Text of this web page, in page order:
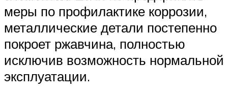
меры по профилактике коррозии,
металлические детали постепенно
покроет ржавчина, полностью
исключив возможность нормальной
эксплуатации.